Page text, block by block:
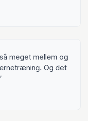
meget mellem og
Og det